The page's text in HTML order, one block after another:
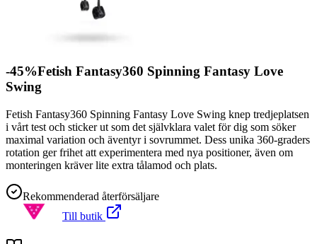
-45%Fetish Fantasy360 Spinning Fantasy Love
Swing
Fetish Fantasy360 Spinning Fantasy Love Swing knep tredjeplatsen
i vårt test och sticker ut som det självklara valet för dig som söker
maximal variation och äventyr i sovrummet. Dess unika 360-graders
rotation ger frihet att experimentera med nya positioner, även om
monteringen kräver lite extra tålamod och plats.
Rekommenderad återförsäljare
Till butik